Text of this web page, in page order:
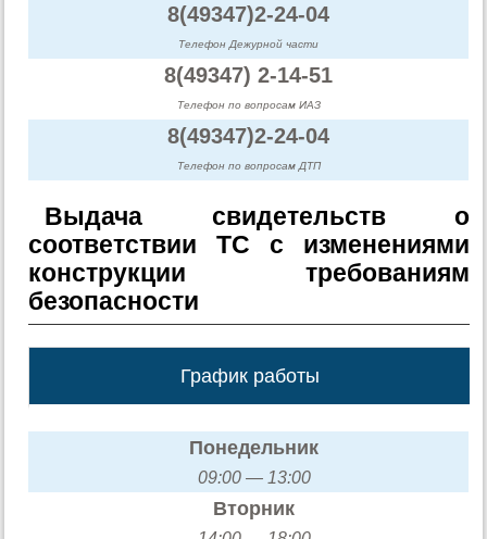
8(49347)2-24-04
Телефон Дежурной части
8(49347) 2-14-51
Телефон по вопросам ИАЗ
8(49347)2-24-04
Телефон по вопросам ДТП
Выдача свидетельств о
соответствии ТС с изменениями
конструкции требованиям
безопасности
График работы
Понедельник
09:00 — 13:00
Вторник